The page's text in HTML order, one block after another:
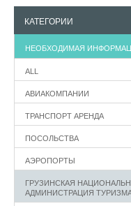
КАТЕГОРИИ
НЕОБХОДИМАЯ
ALL
АВИАКОМПАНИИ
ТРАНСПОРТ АРЕНДА
ПОСОЛЬСТВА
АЭРОПОРТЫ
ГРУЗИНСКАЯ
АДМИНИСТРАЦИЯ